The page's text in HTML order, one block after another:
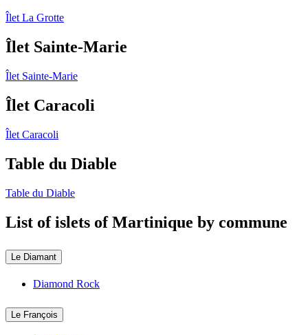
Îlet La Grotte
Îlet Sainte-Marie
Îlet Sainte-Marie
Îlet Caracoli
Îlet Caracoli
Table du Diable
Table du Diable
List of islets of Martinique by commune
Le Diamant
Diamond Rock
Le François